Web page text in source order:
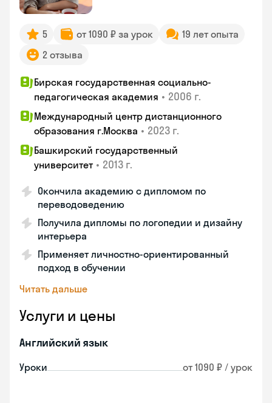
5 от 1090 ₽ за урок
19 лет опыта
2 отзыва
Бирская государственная социально-
педагогическая академия • 2006 г.
Международный центр дистанционного
образования г.Москва • 2023 г.
Башкирский государственный
университет • 2013 г.
Окончила академию с дипломом по
переводоведению
Получила дипломы по логопедии и дизайну
интерьера
Применяет личностно-ориентированный
подход в обучении
Читать дальше
Услуги и цены
Английский язык
Уроки от 1090 ₽ / урок